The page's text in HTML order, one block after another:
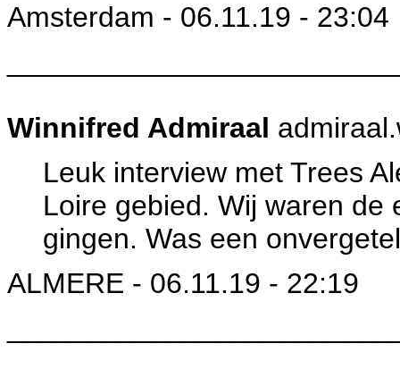
Amsterdam - 06.11.19 - 23:04
Winnifred Admiraal
Leuk interview met Trees
Loire gebied. Wij waren de
gingen. Was een
ALMERE - 06.11.19 - 22:19